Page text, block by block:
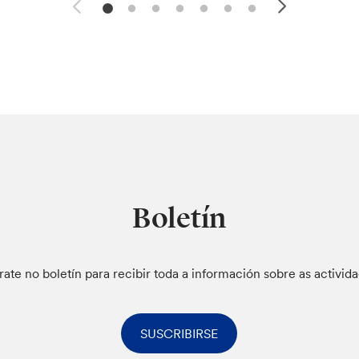
Boletín
no boletín para recibir toda a información sobre as
SUSCRIBIRSE